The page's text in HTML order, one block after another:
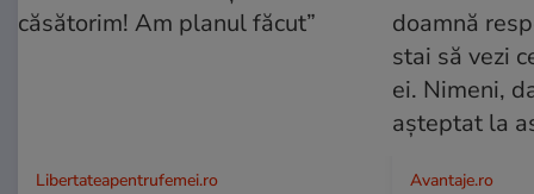
Libertateapentrufemei.ro Avantaje.ro